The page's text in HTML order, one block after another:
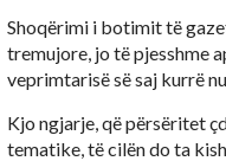
Shoqërimi i botimit të
tremujore, jo të pjesshme
veprimtarisë së saj kurrë
Kjo ngjarje, që përsëritet
tematike, të cilën do ta